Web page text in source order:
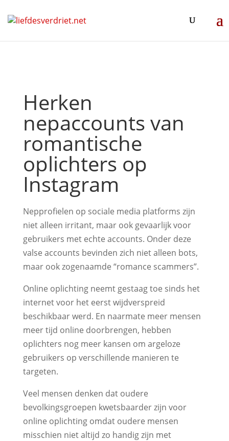
Herken
nepaccounts van
romantische
oplichters op
Instagram
Nepprofielen op sociale media platforms zijn
niet alleen irritant, maar ook gevaarlijk voor
gebruikers met echte accounts. Onder deze
valse accounts bevinden zich niet alleen bots,
maar ook zogenaamde “romance scammers”.
Online oplichting neemt gestaag toe sinds het
internet voor het eerst wijdverspreid
beschikbaar werd. En naarmate meer mensen
meer tijd online doorbrengen, hebben
oplichters nog meer kansen om argeloze
gebruikers op verschillende manieren te
targeten.
Veel mensen denken dat oudere
bevolkingsgroepen kwetsbaarder zijn voor
online oplichting omdat oudere mensen
misschien niet altijd zo handig zijn met